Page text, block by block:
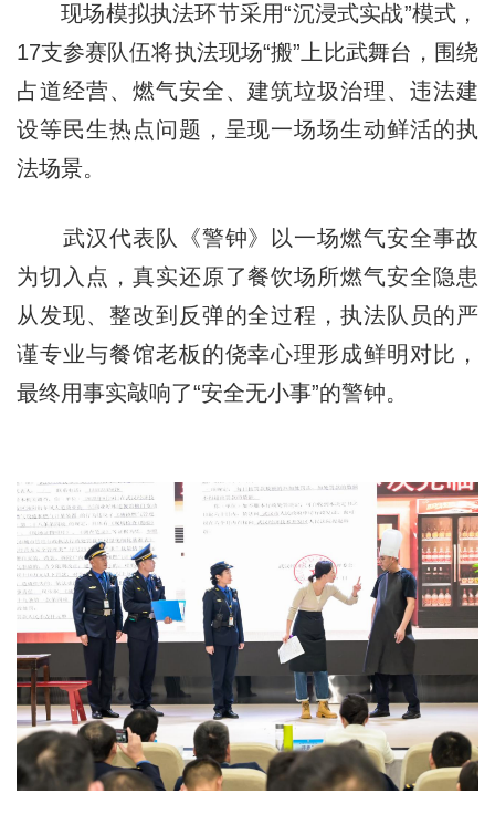
现场模拟执法环节采用“沉浸式实战”模式，
17支参赛队伍将执法现场“搬”上比武舞台，围绕
占道经营、燃气安全、建筑垃圾治理、违法建
设等民生热点问题，呈现一场场生动鲜活的执
法场景。
武汉代表队《警钟》以一场燃气安全事故
为切入点，真实还原了餐饮场所燃气安全隐患
从发现、整改到反弹的全过程，执法队员的严
谨专业与餐馆老板的侥幸心理形成鲜明对比，
最终用事实敲响了“安全无小事”的警钟。